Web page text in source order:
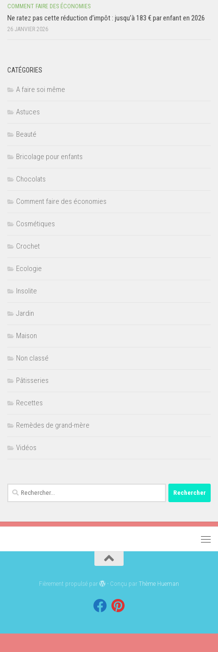
COMMENT FAIRE DES ÉCONOMIES
Ne ratez pas cette réduction d’impôt : jusqu’à 183 € par enfant en 2026
26 JANVIER 2026
CATÉGORIES
A faire soi même
Astuces
Beauté
Bricolage pour enfants
Chocolats
Comment faire des économies
Cosmétiques
Crochet
Ecologie
Insolite
Jardin
Maison
Non classé
Pâtisseries
Recettes
Remèdes de grand-mère
Vidéos
Rechercher :
Fièrement propulsé par - Conçu parThème Hueman